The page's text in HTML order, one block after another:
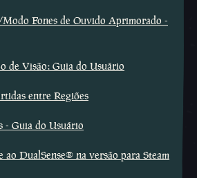
Fones de Ouvido Aprimorado -
de Visão: Guia do Usuário
entre Regiões
- Guia do Usuário
DualSense® na versão para Steam